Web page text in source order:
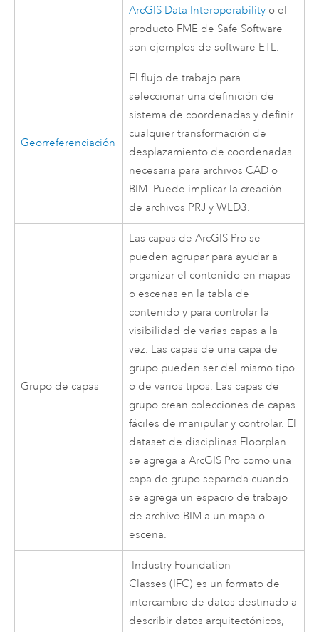
ArcGIS Data Interoperability o el
producto FME de Safe Software
son ejemplos de software ETL.
Georreferenciación
El flujo de trabajo para
seleccionar una definición de
sistema de coordenadas y definir
cualquier transformación de
desplazamiento de coordenadas
necesaria para archivos CAD o
BIM. Puede implicar la creación
de archivos PRJ y WLD3.
Grupo de capas
Las capas deArcGIS Pro se
pueden agrupar para ayudar a
organizar el contenido en mapas
o escenas en la tabla de
contenido y para controlar la
visibilidad de varias capas a la
vez. Las capas de una capa de
grupo pueden ser del mismo tipo
o de varios tipos. Las capas de
grupo crean colecciones de capas
fáciles de manipular y controlar. El
dataset de disciplinas Floorplan
se agrega aArcGIS Pro como una
capa de grupo separada cuando
se agrega un espacio de trabajo
de archivo BIM a un mapa o
escena.
Industry Foundation
Classes (IFC) es un formato de
intercambio de datos destinado a
describir datos arquitectónicos,